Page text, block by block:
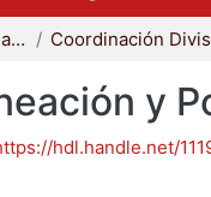
División de Ciencias Sociales y Humanidades
y
hdl.handle.net/